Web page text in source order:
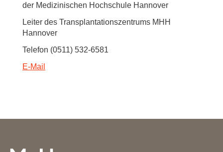
der Medizinischen Hochschule Hannover
Leiter des Transplantationszentrums MHH
Hannover
Telefon (0511) 532-6581
E-Mail